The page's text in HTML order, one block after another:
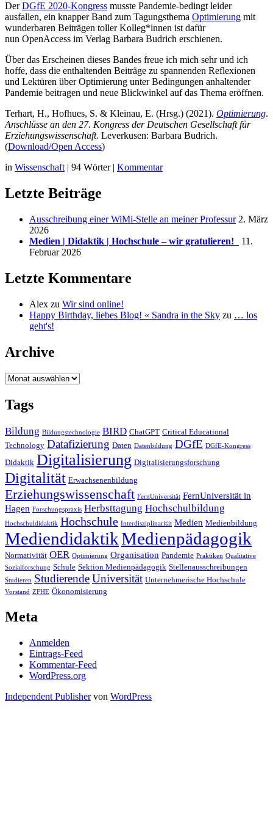
DerDGfE 2020-Kongress musste Pandemie-bedingt leider
ausfallen, ein knapper Band zum Tagungsthema Optimierung mit
wunderbaren Beiträgen toller Kolleg*innen ist dafür
nun OpenAccess im Verlag Barbara Budrich erschienen.
Über das Erscheinen dieses Bandes freue ich mich sehr und ich
hoffe, dass die enthaltenden Beiträge zu spannenden Reflexionen
und Lektüren über Optimierung unter Bedingungen anhaltender
Pandemie beitragen und neue Blickwinkel auf das Thema eröffnen.
Terhart, H., Hofhues, S. & Kleinau, E. (Hrsg.) (2021). Optimierung.
Anschlüsse an den 27. Kongress der Deutschen Gesellschaft für
Erziehungswissenschaft. Leverkusen: Barbara Budrich.
(Download/Open Access)
in Wissenschaft | 94 Wörter | Kommentar
Letzte Beiträge
Ausschreibung einer WiMi-Stelle an meiner Professur 2. März
2026
Medien | Didaktik | Hochschule – wir gratulieren!
11.
Februar 2026
Letzte Kommentare
Alex zu Wir sind online!
Happy Birthday, liebes Blog! « Sandra in the Sky zu … los
geht's!
Archive
Archive
Tags
Bildung Bildungstechnologie BIRD ChatGPT Critical Educational
Technology Datafizierung Daten Datenbildung DGfE DGfE-Kongress
Didaktik Digitalisierung Digitalisierungsforschung
Digitalität Erwachsenenbildung
Erziehungswissenschaft FernUniversität FernUniversität in
Hagen Forschungspraxis Herbsttagung Hochschulbildung
Hochschuldidaktik Hochschule Interdisziplinarität Medien Medienbildung
MediendidaktikMedienpädagogik
Normativität OER Optimierung Organisation Pandemie Praktiken Qualitative
Sozialforschung Schule Sektion Medienpädagogik Stellenausschreibungen
Studieren StudierendeUniversität Unternehmerische Hochschule
Vorstand ZFHE Ökonomisierung
Meta
Anmelden
Eintrags-Feed
Kommentar-Feed
WordPress.org
Independent Publishervon WordPress